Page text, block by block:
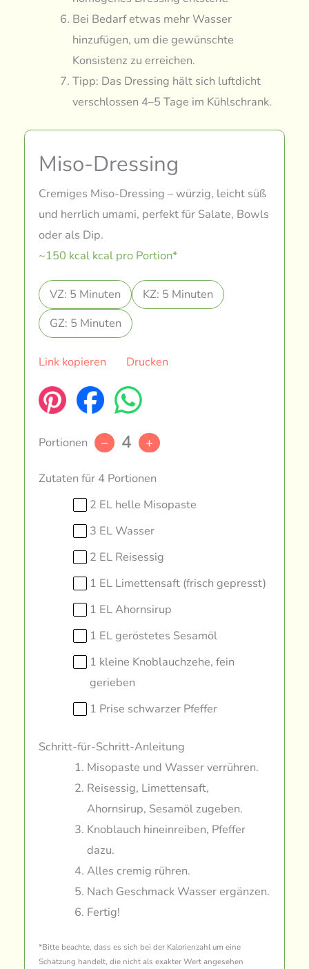
Bei Bedarf etwas mehr Wasser
hinzufügen, um die gewünschte
Konsistenz zu erreichen.
Tipp: Das Dressing hält sich luftdicht
verschlossen 4–5 Tage im Kühlschrank.
Miso-Dressing
Cremiges Miso-Dressing – würzig, leicht süß
und herrlich umami, perfekt für Salate, Bowls
oder als Dip.
~150 kcal kcal pro Portion*
VZ: 5 Minuten
KZ: 5 Minuten
GZ: 5 Minuten
Link kopieren Drucken
Portionen – 4 +
Zutaten für 4 Portionen
2 EL helle Misopaste
3 EL Wasser
2 EL Reisessig
1 EL Limettensaft (frisch gepresst)
1 EL Ahornsirup
1 EL geröstetes Sesamöl
1 kleine Knoblauchzehe, fein
gerieben
1 Prise schwarzer Pfeffer
Schritt-für-Schritt-Anleitung
Misopaste und Wasser verrühren.
Reisessig, Limettensaft,
Ahornsirup, Sesamöl zugeben.
Knoblauch hineinreiben, Pfeffer
dazu.
Alles cremig rühren.
Nach Geschmack Wasser ergänzen.
Fertig!
*Bitte beachte, dass es sich bei der Kalorienzahl um eine
Schätzung handelt, die nicht als exakter Wert angesehen